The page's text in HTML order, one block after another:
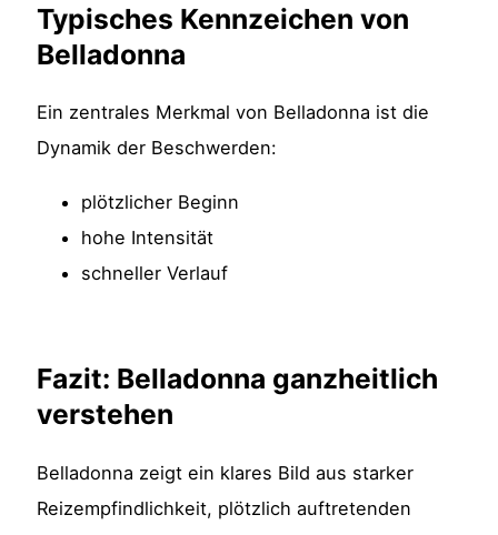
Typisches Kennzeichen von
Belladonna
Ein zentrales Merkmal von Belladonna ist die
Dynamik der Beschwerden:
plötzlicher Beginn
hohe Intensität
schneller Verlauf
Fazit: Belladonna ganzheitlich
verstehen
Belladonna zeigt ein klares Bild aus starker
Reizempfindlichkeit, plötzlich auftretenden